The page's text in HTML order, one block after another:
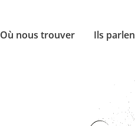
Où nous trouver Ils